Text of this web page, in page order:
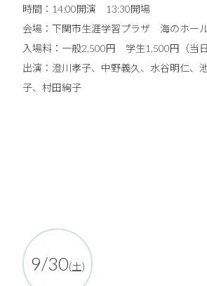
時間：14:00開演 13:30開場
会場：下関市生涯学習プラザ 海のホー
入場料：一般2,500円 学生1,500円（当日
出演：澄川孝子、中野義久、水谷明仁、
子、村田絢子
9/30(土)